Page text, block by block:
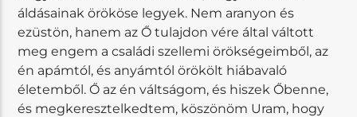
áldásainak örököse legyek. Nem aranyon és
ezüstön, hanem az Ő tulajdon vére által váltott
meg engem a családi szellemi örökségeimből, az
én apámtól, és anyámtól örökölt hiábavaló
életemből. Ő az én váltságom, és hiszek Őbenne,
és megkeresztelkedtem, köszönöm Uram, hogy